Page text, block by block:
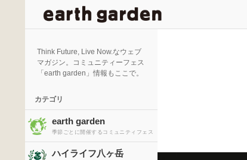
Think Future, Live Now.なウェブ
マガジン。コミュニティーフェス
「earth garden」情報もここで。
カテゴリ
earth garden
季節ごとに開催するコミュニティフェス
ハイライフ八ヶ岳